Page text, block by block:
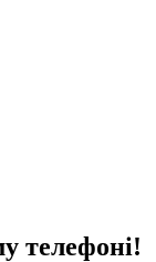
телефоні!